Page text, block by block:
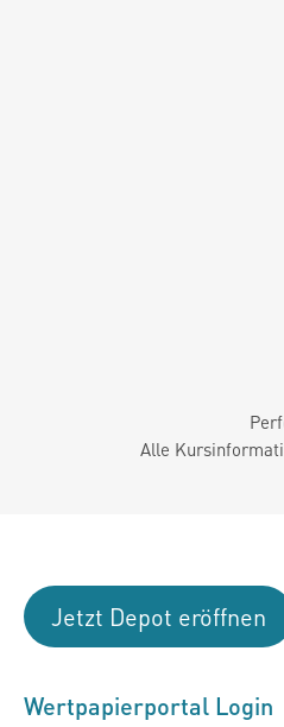
Alle
Jetzt Depot eröffnen
Wertpapierportal Login